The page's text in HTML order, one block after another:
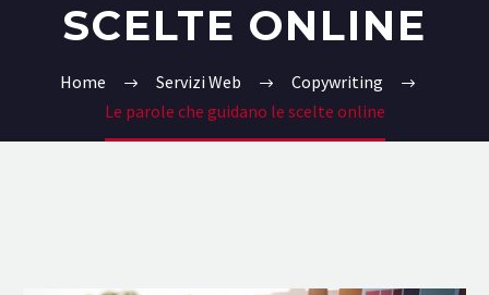
SCELTE ONLINE
Home Servizi Web
Copywriting
Le parole che guidano le scelte online